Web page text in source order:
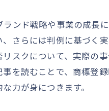
ンド戦略や事業の成長
さらには判例に基づく
スクについて、実際の
を読むことで、商標登
力が身につきます。